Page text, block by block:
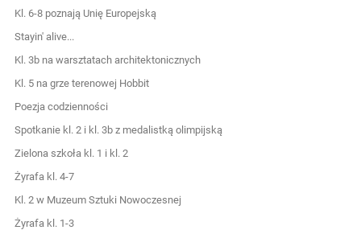
Kl. 6-8 poznają Unię Europejską
Stayin' alive...
Kl. 3b na warsztatach architektonicznych
Kl. 5 na grze terenowej Hobbit
Poezja codzienności
Spotkanie kl. 2 i kl. 3b z medalistką olimpijską
Zielona szkoła kl. 1 i kl. 2
Żyrafa kl. 4-7
Kl. 2 w Muzeum Sztuki Nowoczesnej
Żyrafa kl. 1-3